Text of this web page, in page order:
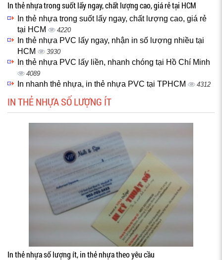
In thẻ nhựa trong suốt lấy ngay, chất lượng cao, giá rẻ tại HCM
In thẻ nhựa trong suốt lấy ngay, chất lượng cao, giá rẻ
tại HCM
4220
In thẻ nhựa PVC lấy ngay, nhận in số lượng nhiều tại
HCM
3930
In thẻ nhựa PVC lấy liền, nhanh chóng tại Hồ Chí Minh
4089
In nhanh thẻ nhựa, in thẻ nhựa PVC tại TPHCM 4312
IN THẺ NHỰA SỐ LƯỢNG ÍT
In thẻ nhựa số lượng ít, in thẻ nhựa theo yêu cầu